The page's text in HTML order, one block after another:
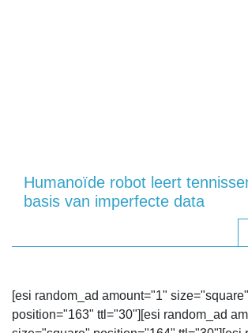
Humanoïde robot leert
basis van imperfecte data
[esi random_ad amount="1" size="square"
position="163" ttl="30"][esi random_ad